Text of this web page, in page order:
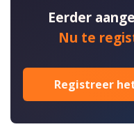
Eerder
Nu te
Registreer